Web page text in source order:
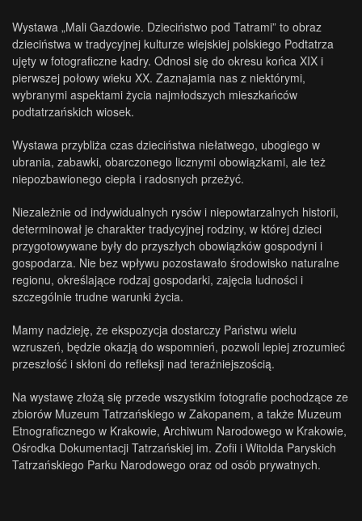
Wystawa „Mali Gazdowie. Dzieciństwo pod Tatrami” to obraz
dzieciństwa w tradycyjnej kulturze wiejskiej polskiego Podtatrza
ujęty w fotograficzne kadry. Odnosi się do okresu końca XIX i
pierwszej połowy wieku XX. Zaznajamia nas z niektórymi,
wybranymi aspektami życia najmłodszych mieszkańców
podtatrzańskich wiosek.
Wystawa przybliża czas dzieciństwa niełatwego, ubogiego w
ubrania, zabawki, obarczonego licznymi obowiązkami, ale też
niepozbawionego ciepła i radosnych przeżyć.
Niezależnie od indywidualnych rysów i niepowtarzalnych historii,
determinował je charakter tradycyjnej rodziny, w której dzieci
przygotowywane były do przyszłych obowiązków gospodyni i
gospodarza. Nie bez wpływu pozostawało środowisko naturalne
regionu, określające rodzaj gospodarki, zajęcia ludności i
szczególnie trudne warunki życia.
Mamy nadzieję, że ekspozycja dostarczy Państwu wielu
wzruszeń, będzie okazją do wspomnień, pozwoli lepiej zrozumieć
przeszłość i skłoni do refleksji nad teraźniejszością.
Na wystawę złożą się przede wszystkim fotografie pochodzące ze
zbiorów Muzeum Tatrzańskiego w Zakopanem, a także Muzeum
Etnograficznego w Krakowie, Archiwum Narodowego w Krakowie,
Ośrodka Dokumentacji Tatrzańskiej im. Zofii i Witolda Paryskich
Tatrzańskiego Parku Narodowego oraz od osób prywatnych.